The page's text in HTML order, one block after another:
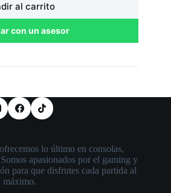
al carrito
con un asesor
lo último en consolas,
apasionados por el gaming y
para que disfrutes cada partida al
máximo.